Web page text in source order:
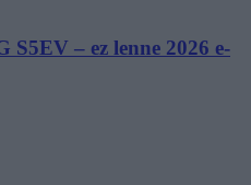
S5EV – ez lenne 2026 e-